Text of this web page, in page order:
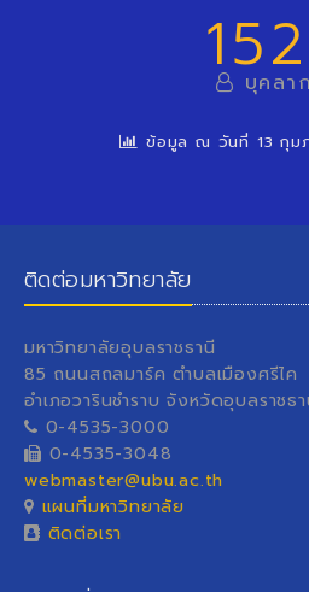
บุคลา
ข้อมูล ณ วันที่ 13 กุม
ติดต่อมหาวิทยาลัย
มหาวิทยาลัยอุบลราชธานี
85 ถนนสถลมาร์ค ตำบลเมืองศรีไค
อำเภอวารินชำราบ จังหวัดอุบลราชธ
0-4535-3000
0-4535-3048
webmaster@ubu.ac.th
แผนที่มหาวิทยาลัย
ติดต่อเรา